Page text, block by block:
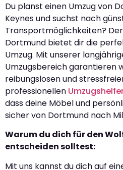
Du planst einen Umzug von
Keynes und suchst nach
Transportmöglichkeiten?
Dortmund bietet dir die
Umzug. Mit unserer
Umzugsbereich garantieren
reibungslosen und
professionellen
dass deine Möbel und
sicher von Dortmund nach
Warum du dich für den
entscheiden solltest:
Mit uns kannst du dich auf